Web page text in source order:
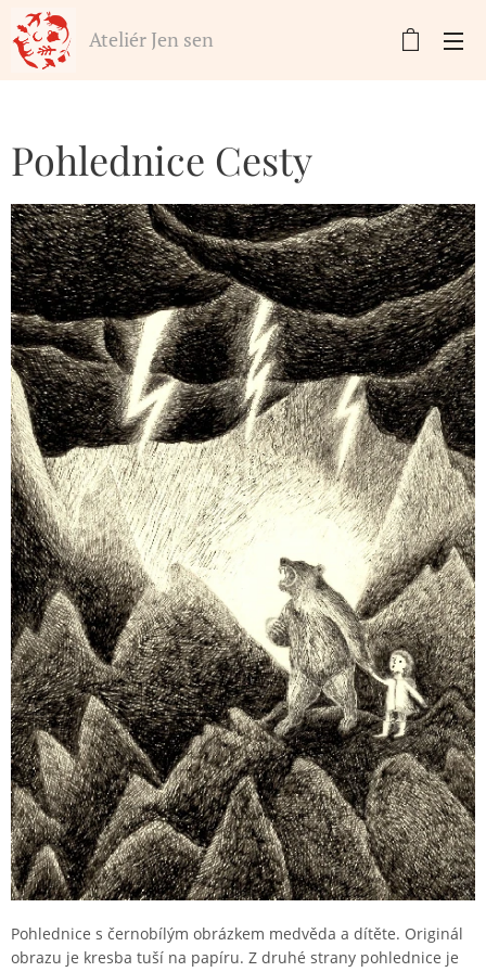
Ateliér Jen sen
Pohlednice Cesty
Pohlednice s černobílým obrázkem medvěda a dítěte. Originál
obrazu je kresba tuší na papíru. Z druhé strany pohlednice je